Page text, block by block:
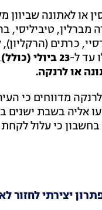
או לאתונה
טיביליסי,
כרתים
עד ל-23 ביולי (כולל)
או לרנקה.
מדווחים כי
אליה בשבת ישנים
כי עלול
יצירתי לחזור